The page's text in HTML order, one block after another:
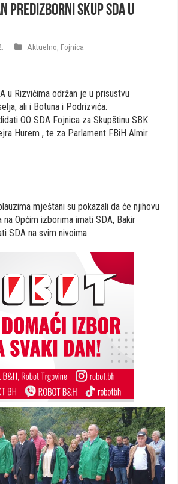
predizborni skup SDA u
Aktuelno Fojnica
u Rizvićima održan je u prisustvu
ali i Botuna i Podrizvića.
OO SDA Fojnica za Skupštinu SBK
Hurem , te za Parlament FBiH Almir
mještani su pokazali da će njihovu
Općim izborima imati SDA, Bakir
SDA na svim nivoima.